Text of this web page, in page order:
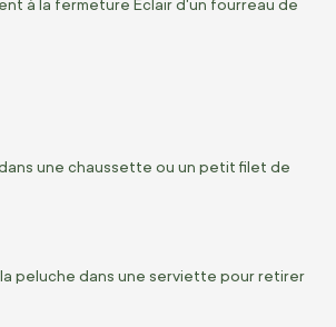
à la fermeture Éclair d'un fourreau de
une chaussette ou un petit filet de
peluche dans une serviette pour retirer